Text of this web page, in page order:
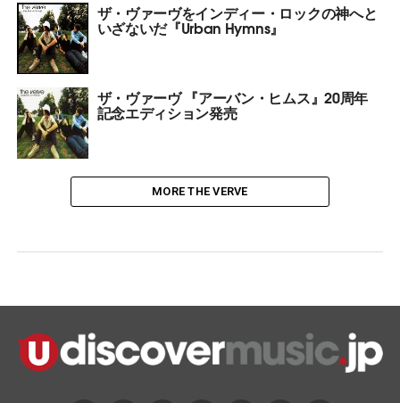
ザ・ヴァーヴをインディー・ロックの神へと
いざないだ『Urban Hymns』
ザ・ヴァーヴ 『アーバン・ヒムス』20周年
記念エディション発売
MORE THE VERVE